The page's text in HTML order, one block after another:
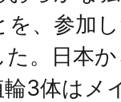
、参加
。日本
3体はメ